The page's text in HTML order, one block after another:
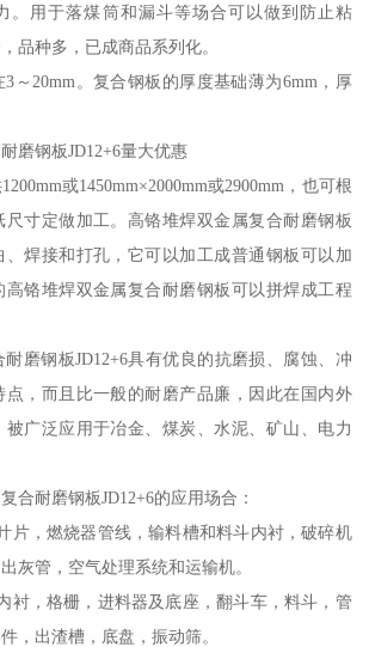
。用于落煤筒和漏斗等场合可以做到防止粘
品种多，已成商品系列化。
～20mm。复合钢板的厚度基础薄为6mm，厚
磨钢板JD12+6量大优惠
或1450mm×2000mm或2900mm，也可根
寸定做加工。高铬堆焊双金属复合耐磨钢板
焊接和打孔，它可以加工成普通钢板可以加
高铬堆焊双金属复合耐磨钢板可以拼焊成工程
磨钢板JD12+6具有优良的抗磨损、腐蚀、冲
点，而且比一般的耐磨产品廉，因此在国内外
广泛应用于冶金、煤炭、水泥、矿山、电力
合耐磨钢板JD12+6的应用场合：
片，燃烧器管线，输料槽和料斗内衬，破碎机
灰管，空气处理系统和运输机。
衬，格栅，进料器及底座，翻斗车，料斗，管
，出渣槽，底盘，振动筛。